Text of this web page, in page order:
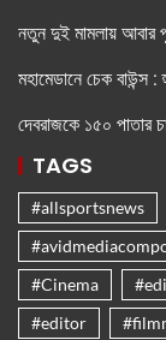
নতুন দুই মামলায় আবার
মহামেডানে চেক
দেবরাজকে ১৫০ পাতার
TAGS
#allsportsnews
#Cinema
#editor